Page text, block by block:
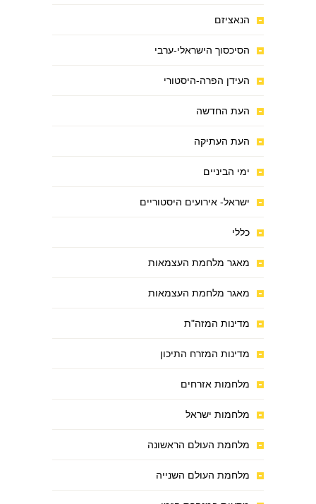
הנאציזם
הסיכסוך הישראלי-ערבי
העידן הפרה-היסטורי
העת החדשה
העת העתיקה
ימי הביניים
ישראל- אירועים היסטוריים
כללי
מאגר מלחמת העצמאות
מאגר מלחמת העצמאות
מדינות המזה"ת
מדינות המזרח התיכון
מלחמות אזרחים
מלחמות ישראל
מלחמת העולם הראשונה
מלחמת העולם השנייה